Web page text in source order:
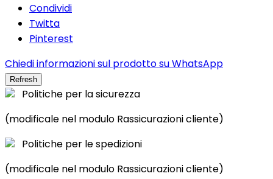
Condividi
Twitta
Pinterest
Chiedi informazioni sul prodotto su WhatsApp
Politiche per la sicurezza
(modificale nel modulo Rassicurazioni cliente)
Politiche per le spedizioni
(modificale nel modulo Rassicurazioni cliente)